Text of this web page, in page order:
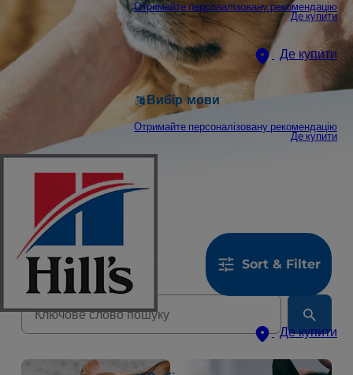
Отримайте персоналізовану рекомендацію
Де купити
Де купити
Вибір мови
Отримайте персоналізовану рекомендацію
Де купити
Де купити
160 результати
Sort & Filter